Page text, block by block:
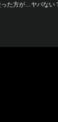
った方が…ヤバな